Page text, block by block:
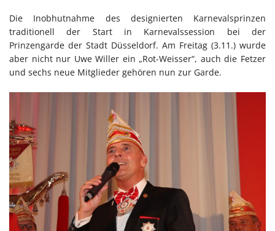
Die Inobhutnahme des designierten Karnevalsprinzen
traditionell der Start in Karnevalssession bei der
Prinzengarde der Stadt Düsseldorf. Am Freitag (3.11.) wurde
aber nicht nur Uwe Willer ein „Rot-Weisser“, auch die Fetzer
und sechs neue Mitglieder gehören nun zur Garde.